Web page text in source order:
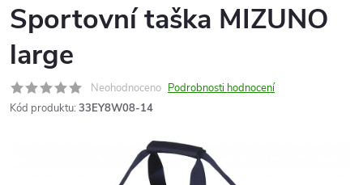
Sportovní taška MIZUNO
large
Neohodnoceno Podrobnosti hodnocení
Kód produktu: 33EY8W08-14